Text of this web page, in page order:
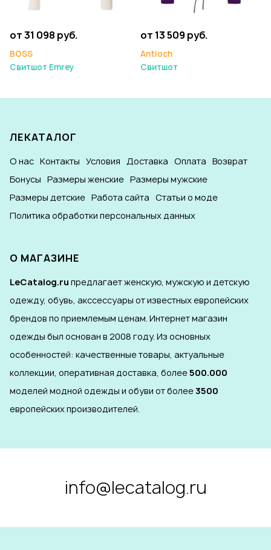
от 31 098 руб.
BOSS
Свитшот Emrey
от 13 509 руб.
Antioch
Свитшот
ЛЕКАТАЛОГ
О нас Контакты Условия Доставка Оплата Возврат
Бонусы Размеры женские Размеры мужские
Размеры детские Работа сайта Статьи о моде
Политика обработки персональных данных
О МАГАЗИНЕ
LeCatalog.ru предлагает женскую, мужскую и детскую
одежду, обувь, акссессуары от известных европейских
брендов по приемлемым ценам. Интернет магазин
одежды был основан в 2008 году. Из основных
особенностей: качественные товары, актуальные
коллекции, оперативная доставка, более500.000
моделей модной одежды и обуви от более3500
европейских производителей.
info@lecatalog.ru